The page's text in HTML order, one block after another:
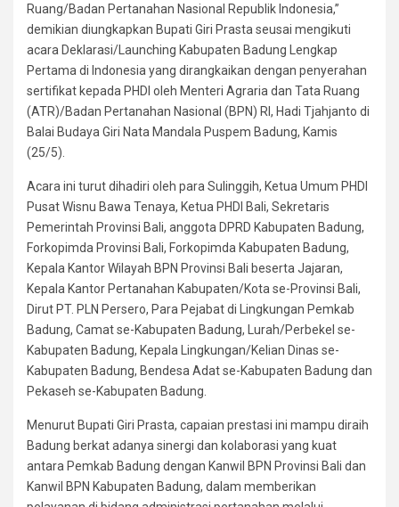
Ruang/Badan Pertanahan Nasional Republik Indonesia,”
demikian diungkapkan Bupati Giri Prasta seusai mengikuti
acara Deklarasi/Launching Kabupaten Badung Lengkap
Pertama di Indonesia yang dirangkaikan dengan penyerahan
sertifikat kepada PHDI oleh Menteri Agraria dan Tata Ruang
(ATR)/Badan Pertanahan Nasional (BPN) RI, Hadi Tjahjanto di
Balai Budaya Giri Nata Mandala Puspem Badung, Kamis
(25/5).
Acara ini turut dihadiri oleh para Sulinggih, Ketua Umum PHDI
Pusat Wisnu Bawa Tenaya, Ketua PHDI Bali, Sekretaris
Pemerintah Provinsi Bali, anggota DPRD Kabupaten Badung,
Forkopimda Provinsi Bali, Forkopimda Kabupaten Badung,
Kepala Kantor Wilayah BPN Provinsi Bali beserta Jajaran,
Kepala Kantor Pertanahan Kabupaten/Kota se-Provinsi Bali,
Dirut PT. PLN Persero, Para Pejabat di Lingkungan Pemkab
Badung, Camat se-Kabupaten Badung, Lurah/Perbekel se-
Kabupaten Badung, Kepala Lingkungan/Kelian Dinas se-
Kabupaten Badung, Bendesa Adat se-Kabupaten Badung dan
Pekaseh se-Kabupaten Badung.
Menurut Bupati Giri Prasta, capaian prestasi ini mampu diraih
Badung berkat adanya sinergi dan kolaborasi yang kuat
antara Pemkab Badung dengan Kanwil BPN Provinsi Bali dan
Kanwil BPN Kabupaten Badung, dalam memberikan